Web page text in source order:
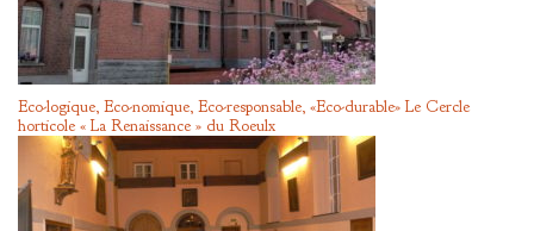
Eco-logique, Eco-nomique, Eco-responsable, «Eco-durable» Le Cercle
horticole « La Renaissance » du Roeulx